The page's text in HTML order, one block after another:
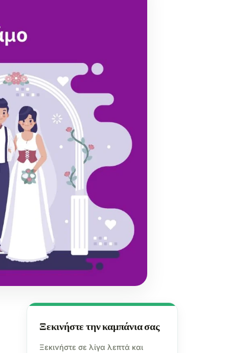
Ξεκινήστε την καμπάνια σας
Ξεκινήστε σε λίγα λεπτά και